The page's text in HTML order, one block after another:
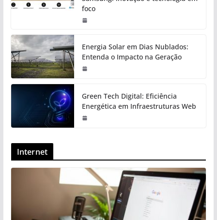
foco
Energia Solar em Dias Nublados:
Entenda o Impacto na Geração
Green Tech Digital: Eficiência
Energética em Infraestruturas Web
Internet